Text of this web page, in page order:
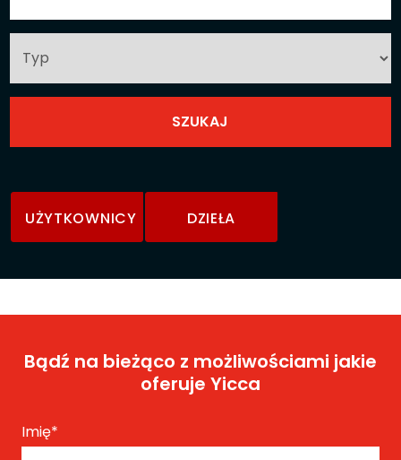
UŻYTKOWNICY DZIEŁA
Bądź na bieżąco z możliwościami jakie
oferuje Yicca
Imię*